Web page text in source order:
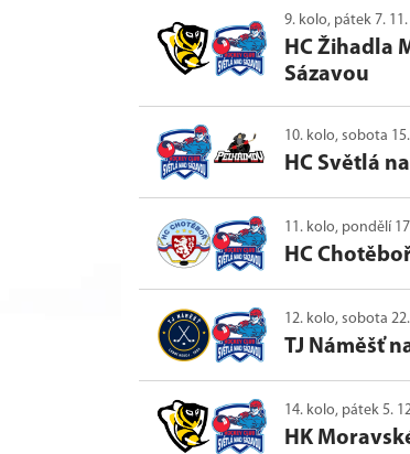
9. kolo, pátek 7.
HC Žihadla
Sázavou
10. kolo, sobota
HC Světlá
11. kolo, pondělí
HC
12. kolo, sobota
TJ Náměšť
14. kolo, pátek 5.
HK